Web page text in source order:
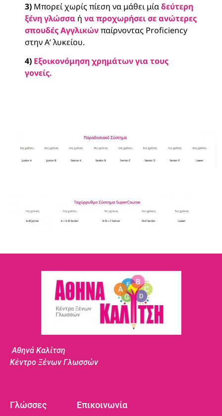
3) Μπορεί χωρίς πίεση να μάθει μίαδεύτερη
ξένη γλώσσα ή να προχωρήσει σε ανώτερες
σπουδές Αγγλικώνπαίρνοντας Proficiency
στην Α’ λυκείου.
4) Εξοικονόμηση χρημάτων για τους
γονείς.
Αθηνά Καλίτση
Κέντρο Ξένων Γλωσσών
Γλώσσες Επικοινωνία